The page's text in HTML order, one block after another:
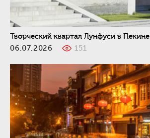
Творческий квартал Лунфуси в Пекине
06.07.2026
151